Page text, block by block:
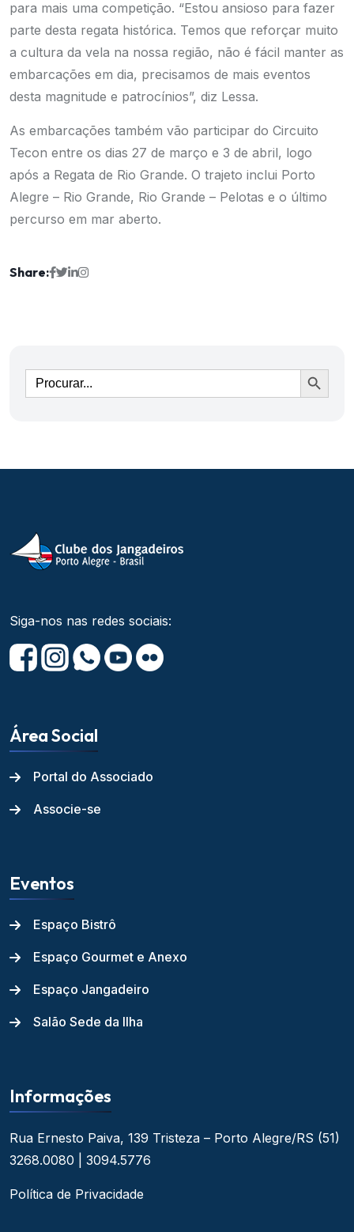
para mais uma competição. “Estou ansioso para fazer
parte desta regata histórica. Temos que reforçar muito
a cultura da vela na nossa região, não é fácil manter as
embarcações em dia, precisamos de mais eventos
desta magnitude e patrocínios”, diz Lessa.
As embarcações também vão participar do Circuito
Tecon entre os dias 27 de março e 3 de abril, logo
após a Regata de Rio Grande. O trajeto inclui Porto
Alegre – Rio Grande, Rio Grande – Pelotas e o último
percurso em mar aberto.
Share:
Ir
Siga-nos nas redes sociais:
Área Social
Portal do Associado
Associe-se
Eventos
Espaço Bistrô
Espaço Gourmet e Anexo
Espaço Jangadeiro
Salão Sede da Ilha
Informações
Rua Ernesto Paiva, 139 Tristeza – Porto Alegre/RS (51)
3268.0080 | 3094.5776
Política de Privacidade